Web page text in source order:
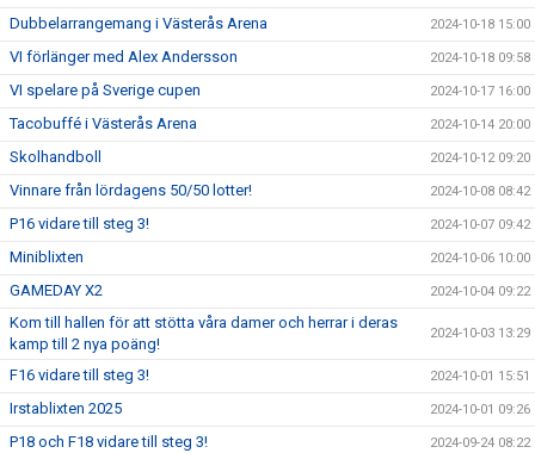
Dubbelarrangemang i Västerås Arena 2024-10-18 15:00
VI förlänger med Alex Andersson 2024-10-18 09:58
VI spelare på Sverige cupen 2024-10-17 16:00
Tacobuffé i Västerås Arena 2024-10-14 20:00
Skolhandboll 2024-10-12 09:20
Vinnare från lördagens 50/50 lotter! 2024-10-08 08:42
P16 vidare till steg 3! 2024-10-07 09:42
Miniblixten 2024-10-06 10:00
GAMEDAY X2 2024-10-04 09:22
Kom till hallen för att stötta våra damer och herrar i deras
kamp till 2 nya poäng!
2024-10-03 13:29
F16 vidare till steg 3! 2024-10-01 15:51
Irstablixten 2025 2024-10-01 09:26
P18 och F18 vidare till steg 3! 2024-09-24 08:22